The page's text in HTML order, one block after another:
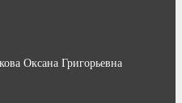
Оксана Григорьевна